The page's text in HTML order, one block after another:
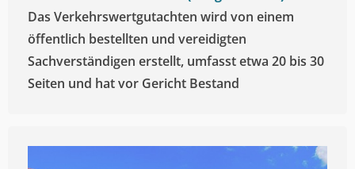
Das Verkehrswertgutachten wird von einem
öffentlich bestellten und vereidigten
Sachverständigen erstellt, umfasst etwa 20 bis 30
Seiten und hat vor Gericht Bestand